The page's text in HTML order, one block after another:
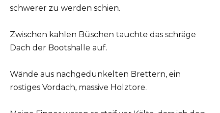
schwerer zu werden schien.
Zwischen kahlen Büschen tauchte das schräge
Dach der Bootshalle auf.
Wände aus nachgedunkelten Brettern, ein
rostiges Vordach, massive Holztore.